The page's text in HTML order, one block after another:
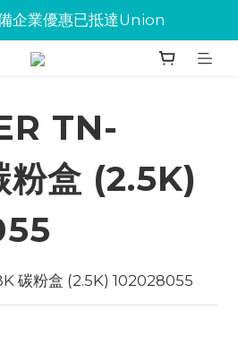
企業優惠已抵達Union
企業優惠已抵達Union
粉歡迎大量下單
TN-
粉盒 (2.5K)
碳粉盒 (2.5K) 102028055